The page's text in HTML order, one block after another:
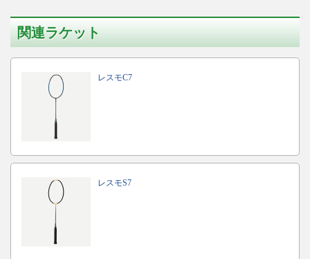
関連ラケット
レスモC7
レスモS7